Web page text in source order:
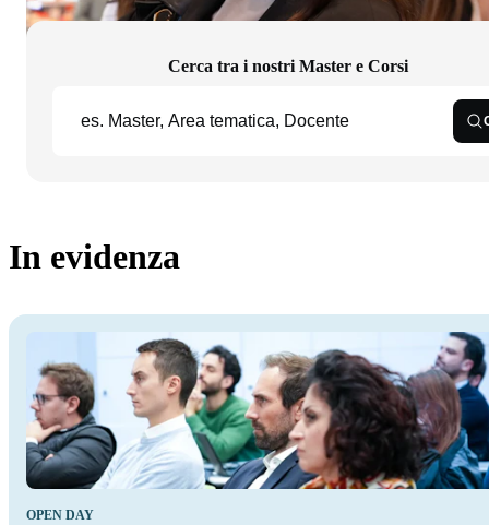
Cerca tra i nostri Master e Corsi
In evidenza
OPEN DAY